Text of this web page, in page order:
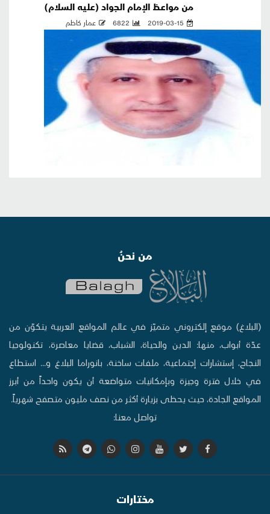
من مواعظ الإمام الجواد (عليه السلام)
2019-03-15
6822 عمار كاظم
من نحنُ
(البلاغ) موقع إلكتروني متميّز في عالم المواقع العربية يتكوّن من
عدّة أبواب، منها: الدين والحياة، الشباب، قضايا معاصرة، تكنولوجيا
النجاح، إستشارات إجتماعية، ملفات ساخنة، بانوراما البلاغ و... استطاع
في خلال فترة وجيزة وبإمكانيات متواضعة أن يكون واحداً من أبرز
المواقع الجادة، حيث يحظى بزيارة أكثر من نصف مليون متصفح شهرياً.
تواصل معنا:
مختارات